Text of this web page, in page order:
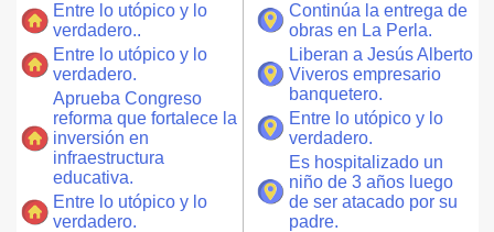
Entre lo utópico y lo
verdadero..
Entre lo utópico y lo
verdadero.
Aprueba Congreso
reforma que fortalece la
inversión en
infraestructura
educativa.
Entre lo utópico y lo
verdadero.
Continúa la entrega de
obras en La Perla.
Liberan a Jesús Alberto
Viveros empresario
banquetero.
Entre lo utópico y lo
verdadero.
Es hospitalizado un
niño de 3 años luego
de ser atacado por su
padre.